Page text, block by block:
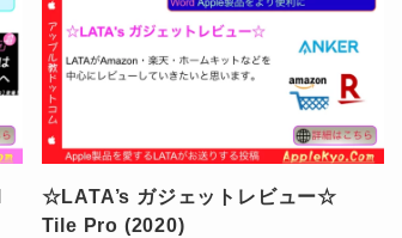
☆LATA’s ガジェットレビュー☆
Tile Pro (2020)